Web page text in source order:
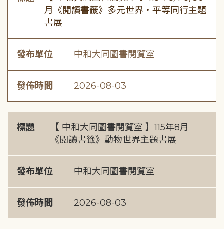
月《閱讀書籤》多元世界・平等同行主題
書展
發布單位 中和大同圖書閱覽室
發佈時間 2026-08-03
標題
【 中和大同圖書閱覽室 】115年8月
《閱讀書籤》動物世界主題書展
發布單位 中和大同圖書閱覽室
發佈時間 2026-08-03